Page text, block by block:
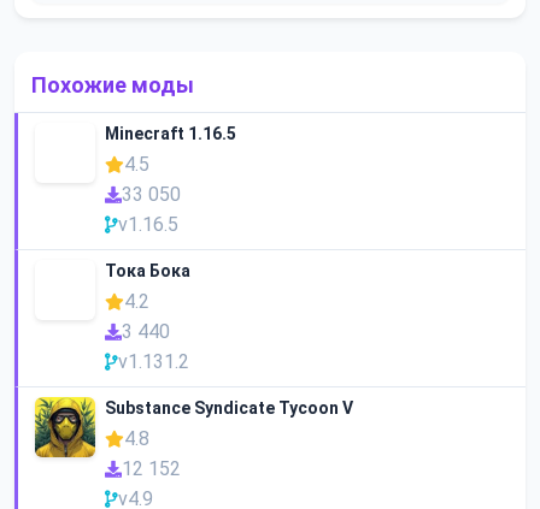
Похожие моды
Minecraft 1.16.5
4.5
33 050
v1.16.5
Тока Бока
4.2
3 440
v1.131.2
Substance Syndicate Tycoon V
4.8
12 152
v4.9